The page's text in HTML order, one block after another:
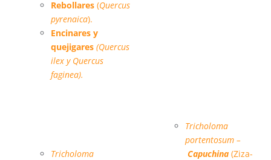
Rebollares (Quercus
pyrenaica).
Encinares y
quejigares (Quercus
ilex y Quercus
faginea).
Tricholoma
Tricholoma
portentosum –
Capuchina(Ziza-